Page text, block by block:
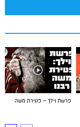
פרשת וילך – פטירת משה